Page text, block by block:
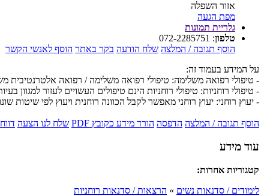
אזור השפלה
מפת הגעה
גלריית תמונות
טלפון:
072-2285751
הוסף תגובה / המלצה שלח הודעה בקר באתר הוסף לאנשי הקשר
על המידע בעמוד זה:
- טיפולי רפואה משלימה: טיפולי רפואה משלימה / רפואה אלטרנטיבית
- טיפולי רוחניות: טיפולי רוחניות הינם טיפולים העשויים לעזור למגוון
- יעוץ רוחני: יעוץ רוחני מאפשר לקבל הכוונה רוחנית ויעוץ לפי שיטות
הוסף תגובה / המלצה הדפסה הורד מידע כקובץ PDF שלח לנו הצעה
עוד מידע
קטגוריות אחרות:
לימודים / סדנאות נשים » הרצאות / סדנאות רוחניות